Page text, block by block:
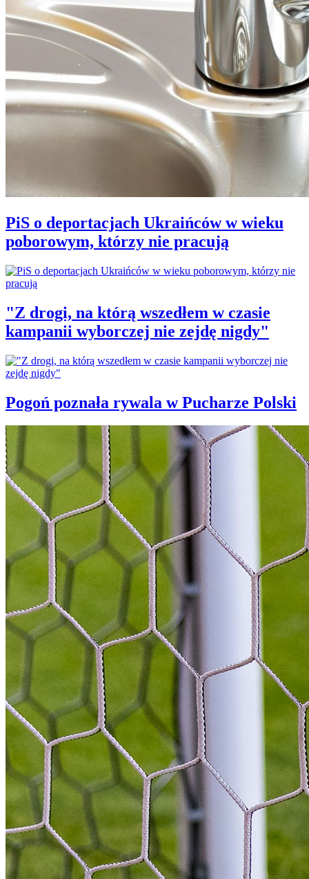
PiS o deportacjach Ukraińców w wieku
poborowym, którzy nie pracują
"Z drogi, na którą wszedłem w czasie
kampanii wyborczej nie zejdę nigdy"
Pogoń poznała rywala w Pucharze Polski